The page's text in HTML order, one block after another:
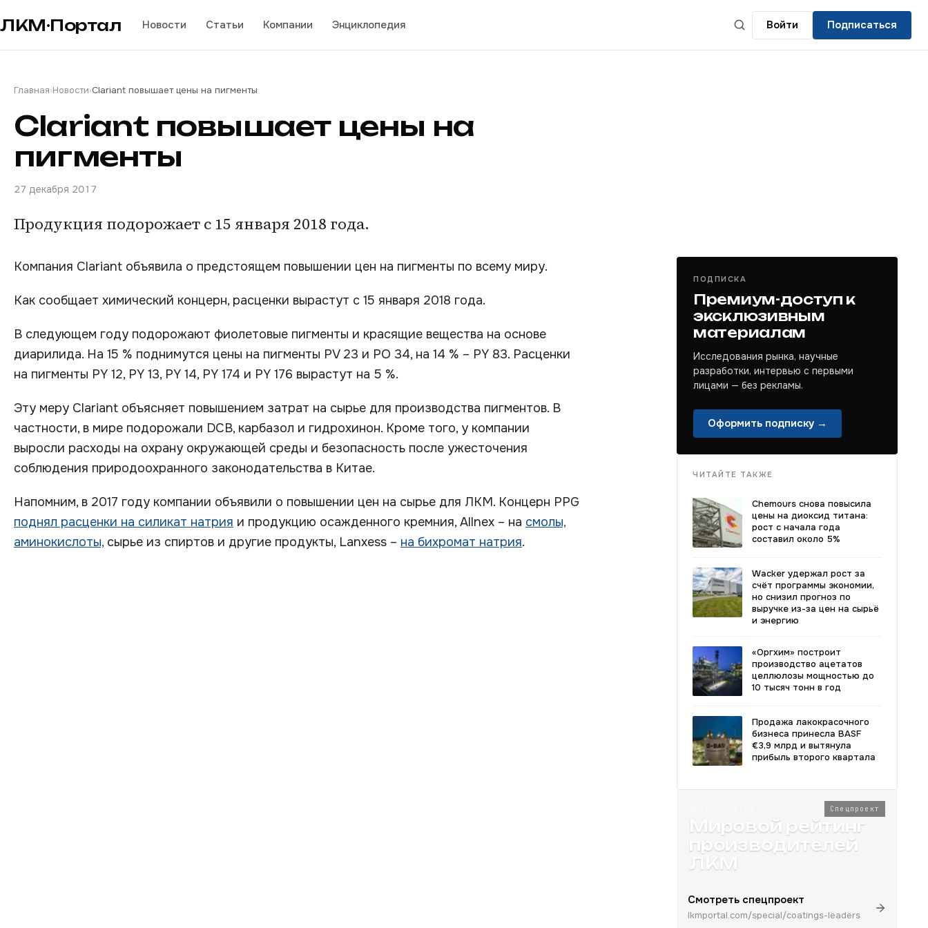
ЛКМ·Портал Новости Статьи Компании Энциклопедия Войти Подписаться
Главная›Новости›Clariant повышает цены на пигменты
Clariant повышает цены на
пигменты
27 декабря 2017
Продукция подорожает с 15 января 2018 года.
Компания Clariant объявила о предстоящем повышении цен на пигменты по всему миру.
Как сообщает химический концерн, расценки вырастут с 15 января 2018 года.
В следующем году подорожают фиолетовые пигменты и красящие вещества на основе
диарилида. На 15 % поднимутся цены на пигменты PV 23 и PO 34, на 14 % – PY 83. Расценки
на пигменты PY 12, PY 13, PY 14, PY 174 и PY 176 вырастут на 5 %.
Эту меру Clariant объясняет повышением затрат на сырье для производства пигментов. В
частности, в мире подорожали DCB, карбазол и гидрохинон. Кроме того, у компании
выросли расходы на охрану окружающей среды и безопасность после ужесточения
соблюдения природоохранного законодательства в Китае.
Напомним, в 2017 году компании объявили о повышении цен на сырье для ЛКМ. Концерн PPG
поднял расценки на силикат натрия и продукцию осажденного кремния, Allnex – на смолы,
аминокислоты,сырье из спиртов и другие продукты, Lanxess – на бихромат натрия.
ПОДПИСКА
Премиум-доступ к
эксклюзивным
материалам
Исследования рынка, научные
разработки, интервью с первыми
лицами — без рекламы.
Оформить подписку →
ЧИТАЙТЕ ТАКЖЕ
Chemours снова повысила
цены на диоксид титана:
рост с начала года
составил около 5%
Wacker удержал рост за
счёт программы экономии,
но снизил прогноз по
выручке из-за цен на сырьё
и энергию
«Оргхим» построит
производство ацетатов
целлюлозы мощностью до
10 тысяч тонн в год
Продажа лакокрасочного
бизнеса принесла BASF
€3,9 млрд и вытянула
прибыль второго квартала
Спецпроект
Мировой рейтинг
производителей
ЛКМ
Смотреть спецпроект
lkmportal.com/special/coatings-leaders